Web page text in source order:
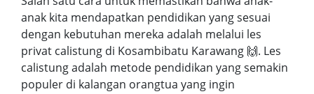
anak kita mendapatkan pendidikan yang sesuai
dengan kebutuhan mereka adalah melalui les
privat calistung di Kosambibatu Karawang 🙌. Les
calistung adalah metode pendidikan yang semakin
populer di kalangan orangtua yang ingin